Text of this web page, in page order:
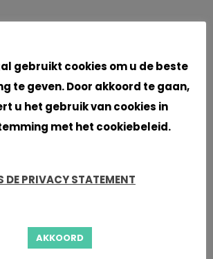
gebruikt cookies om u de beste
te geven. Door akkoord te gaan,
u het gebruik van cookies in
met het cookiebeleid.
DE PRIVACY STATEMENT
AKKOORD